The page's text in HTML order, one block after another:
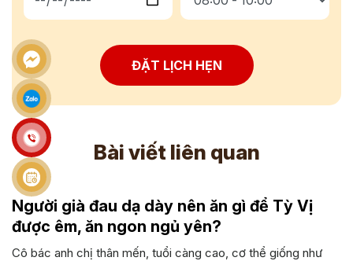
ĐẶT LỊCH HẸN
Bài viết liên quan
Người già đau dạ dày nên ăn gì để Tỳ Vị
được êm, ăn ngon ngủ yên?
Cô bác anh chị thân mến, tuổi càng cao, cơ thể giống như